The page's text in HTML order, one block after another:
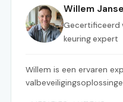
Willem
Gecertificeerd
keuring expert
Willem is een ervaren